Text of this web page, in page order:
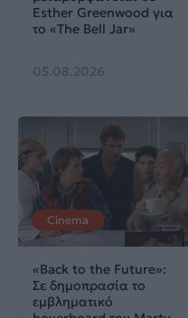
Esther Greenwood για
το «The Bell Jar»
05.08.2026
Cinema
«Back to the Future»:
Σε δημοπρασία το
εμβληματικό